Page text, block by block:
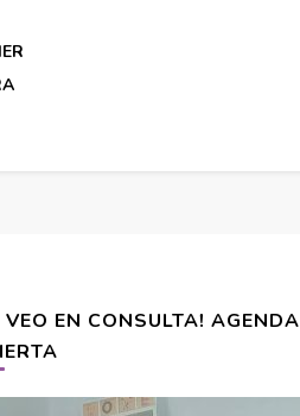
VEO EN CONSULTA! AGENDA